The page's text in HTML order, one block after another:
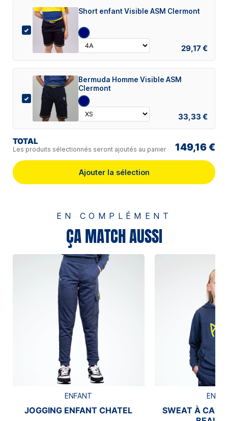
Short enfant Visible ASM Clermont
29,17 €
Bermuda Homme Visible ASM
Clermont
33,33 €
TOTAL
Les produits sélectionnés seront ajoutés au panier 149,16 €
Ajouter la sélection
EN COMPLÉMENT
ÇA MATCH AUSSI
ENFANT
JOGGING ENFANT CHATEL
SWEAT À